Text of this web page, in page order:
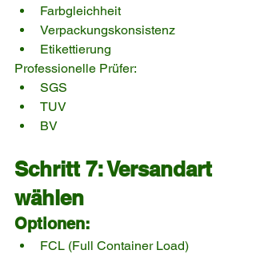
Farbgleichheit
Verpackungskonsistenz
Etikettierung
Professionelle Prüfer:
SGS
TUV
BV
Schritt 7: Versandart
wählen
Optionen:
FCL (Full Container Load)